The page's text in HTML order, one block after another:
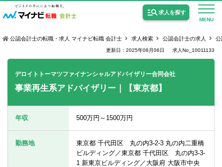
MENU
求人を探す
公認会計士の求人
公認会計士試験合格向けの求人
USCPA（米国公認会計士）の求人
公認会計士の転職・求人 マイナビ転職 会計士 求人検索 公認会計士の求人 公
更新日：2025年08月06日 求人No_10011133
デロイトトーマツファイナンシャルアドバイザリー合同会社
事業再生系アドバイザリー｜【東京都】
年収 500万円～1500万円
勤務地
東京都 千代田区 丸の内3-2-3 丸の内二重橋
ビルディング／東京都 千代田区 丸の内3-3-
1 新東京ビルディング／大阪府 大阪市中央